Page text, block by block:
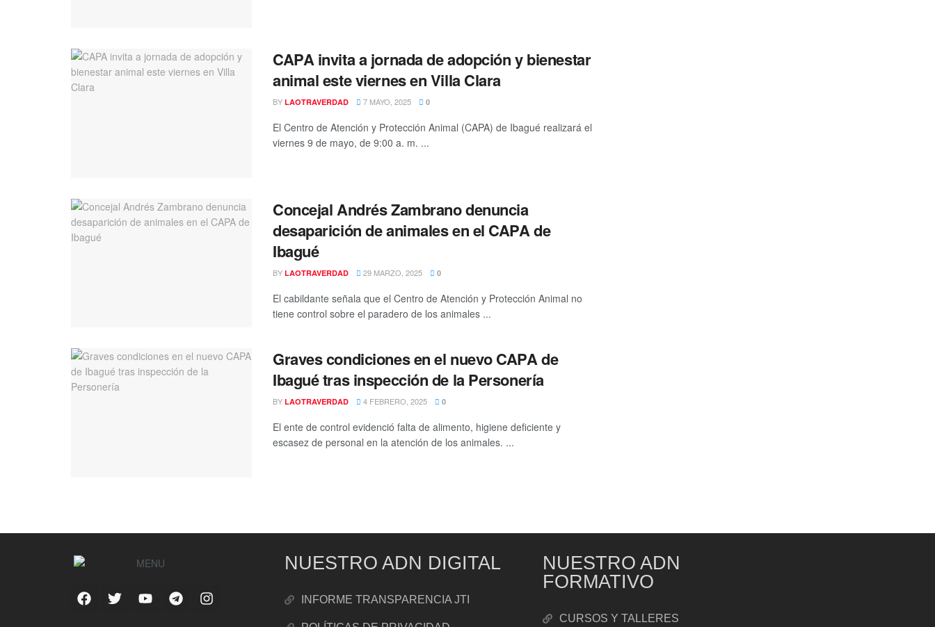
CAPA invita a jornada de adopción y bienestar
animal este viernes en Villa Clara
BY LAOTRAVERDAD 7 MAYO, 2025 0
El Centro de Atención y Protección Animal (CAPA) de Ibagué realizará el
viernes 9 de mayo, de 9:00 a. m. ...
Concejal Andrés Zambrano denuncia
desaparición de animales en el CAPA de
Ibagué
BY LAOTRAVERDAD 29 MARZO, 2025 0
El cabildante señala que el Centro de Atención y Protección Animal no
tiene control sobre el paradero de los animales ...
Graves condiciones en el nuevo CAPA de
Ibagué tras inspección de la Personería
BY LAOTRAVERDAD 4 FEBRERO, 2025 0
El ente de control evidenció falta de alimento, higiene deficiente y
escasez de personal en la atención de los animales. ...
NUESTRO ADN DIGITAL
INFORME TRANSPARENCIA JTI
NUESTRO ADN
FORMATIVO
CURSOS Y TALLERES